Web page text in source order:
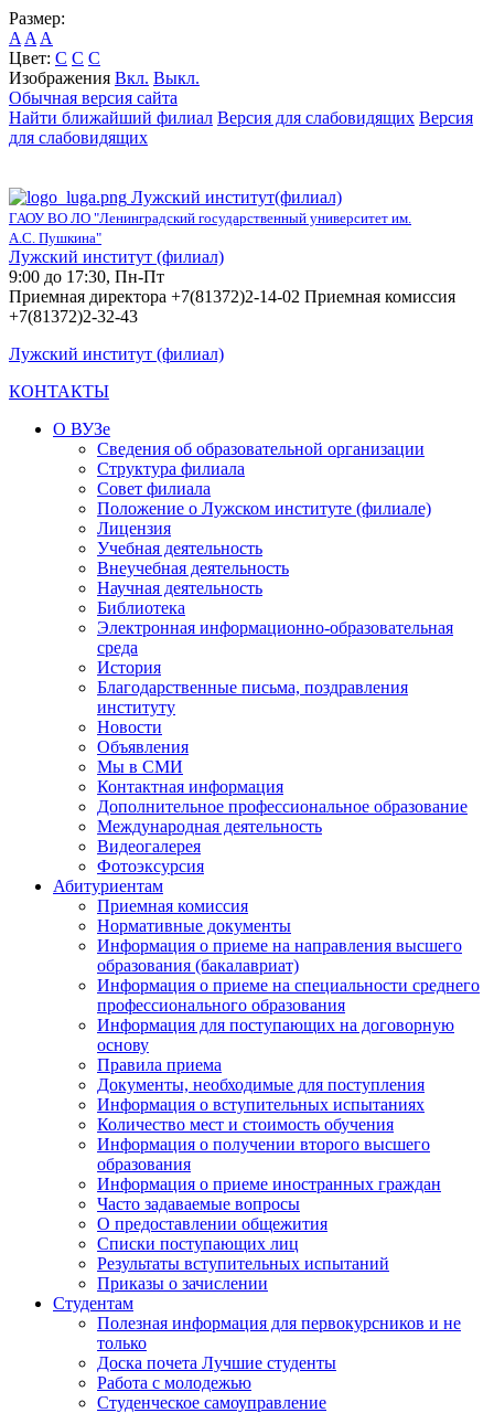
Размер:
A A A
Цвет: C C C
Изображения Вкл. Выкл.
Обычная версия сайта
Найти ближайший филиал Версия для слабовидящих Версия
для слабовидящих
Лужский институт(филиал)
ГАОУ ВО ЛО "Ленинградский государственный университет им.
А.С. Пушкина"
Лужский институт (филиал)
9:00 до 17:30, Пн-Пт
Приемная директора +7(81372)2-14-02 Приемная комиссия
+7(81372)2-32-43
Лужский институт (филиал)
КОНТАКТЫ
О ВУЗе
Сведения об образовательной организации
Структура филиала
Совет филиала
Положение о Лужском институте (филиале)
Лицензия
Учебная деятельность
Внеучебная деятельность
Научная деятельность
Библиотека
Электронная информационно-образовательная
среда
История
Благодарственные письма, поздравления
институту
Новости
Объявления
Мы в СМИ
Контактная информация
Дополнительное профессиональное образование
Международная деятельность
Видеогалерея
Фотоэксурсия
Абитуриентам
Приемная комиссия
Нормативные документы
Информация о приеме на направления высшего
образования (бакалавриат)
Информация о приеме на специальности среднего
профессионального образования
Информация для поступающих на договорную
основу
Правила приема
Документы, необходимые для поступления
Информация о вступительных испытаниях
Количество мест и стоимость обучения
Информация о получении второго высшего
образования
Информация о приеме иностранных граждан
Часто задаваемые вопросы
О предоставлении общежития
Списки поступающих лиц
Результаты вступительных испытаний
Приказы о зачислении
Студентам
Полезная информация для первокурсников и не
только
Доска почета Лучшие студенты
Работа с молодежью
Студенческое самоуправление